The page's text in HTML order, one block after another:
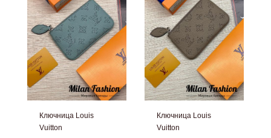
Ключница Louis
Vuitton
Ключница Louis
Vuitton